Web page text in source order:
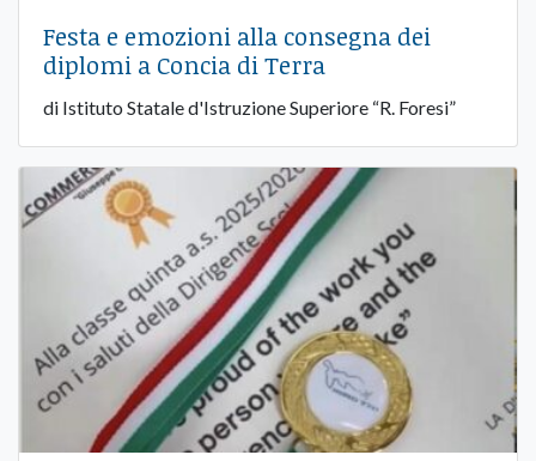
Festa e emozioni alla consegna dei
diplomi a Concia di Terra
di Istituto Statale d'Istruzione Superiore “R. Foresi”